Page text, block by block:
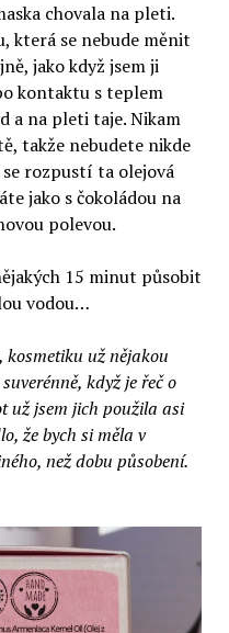
chovala na pleti.
která se nebude měnit
jako když jsem ji
kontaktu s teplem
a na pleti taje. Nikam
takže nebudete nikde
rozpustí ta olejová
jako s čokoládou na
polevou.
15 minut působit
vodou…
kosmetiku už nějakou
když je řeč o
už jsem jich použila asi
že bych si měla v
než dobu působení.